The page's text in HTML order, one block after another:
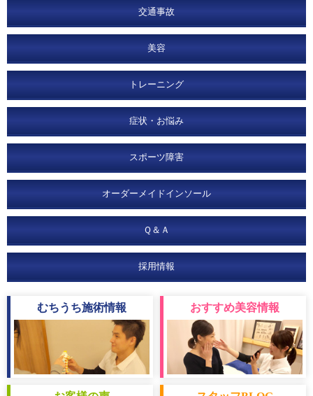
交通事故
美容
トレーニング
症状・お悩み
スポーツ障害
オーダーメイドインソール
Ｑ＆Ａ
採用情報
むちうち施術情報 おすすめ美容情報